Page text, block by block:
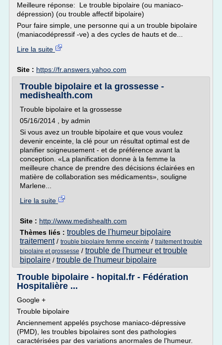
Meilleure réponse: Le trouble bipolaire (ou maniaco-
dépression) (ou trouble affectif bipolaire)
Pour faire simple, une personne qui a un trouble bipolaire
(maniacodépressif -ve) a des cycles de hauts et de...
Lire la suite
Site : https://fr.answers.yahoo.com
Trouble bipolaire et la grossesse -
medishealth.com
Trouble bipolaire et la grossesse
05/16/2014 , by admin
Si vous avez un trouble bipolaire et que vous voulez
devenir enceinte, la clé pour un résultat optimal est de
planifier soigneusement - et de préférence avant la
conception. «La planification donne à la femme la
meilleure chance de prendre des décisions éclairées en
matière de collaboration ses médicaments», souligne
Marlene...
Lire la suite
Site : http://www.medishealth.com
Thèmes liés : troubles de l'humeur bipolaire
traitement/ trouble bipolaire femme enceinte / traitement trouble
bipolaire et grossesse / trouble de l'humeur et trouble
bipolaire / trouble de l'humeur bipolaire
Trouble bipolaire - hopital.fr - Fédération
Hospitalière ...
Google +
Trouble bipolaire
Anciennement appelés psychose maniaco-dépressive
(PMD), les troubles bipolaires sont des pathologies
caractérisées par des variations anormales de l'humeur.